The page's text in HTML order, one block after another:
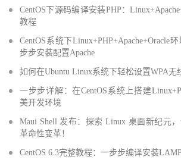
CentOS下源码编译安装PHP：
教程
CentOS系统下Linux+PHP+Apache+Oracle
步步安装配置Apache
如何在Ubuntu Linux系统下轻松设置WPA无
一步步详解：在CentOS系统上搭建
美开发环境
Maui Shell 发布：探索 Linux 桌面新纪元
革命性变革！
CentOS 6.3完整教程：一步步编译安装